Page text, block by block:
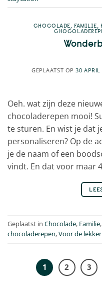
CHOCOLADE, FAMILIE,
GEPLAATST OP30 APRIL
Oeh. wat zijn deze
chocoladerepen mooi!
te sturen. En wist je dat
personaliseren? Op de
je de naam of een
vindt. En dat voor maar
Geplaatst in Chocolade, Familie,
chocoladerepen,Voor de
1 2 3